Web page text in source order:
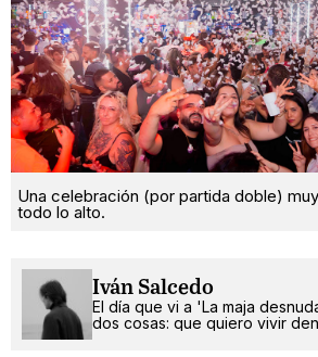
Una celebración (por partida doble)
todo lo alto.
Iván Salcedo
El día que vi a 'La maja
dos cosas: que quiero vivir